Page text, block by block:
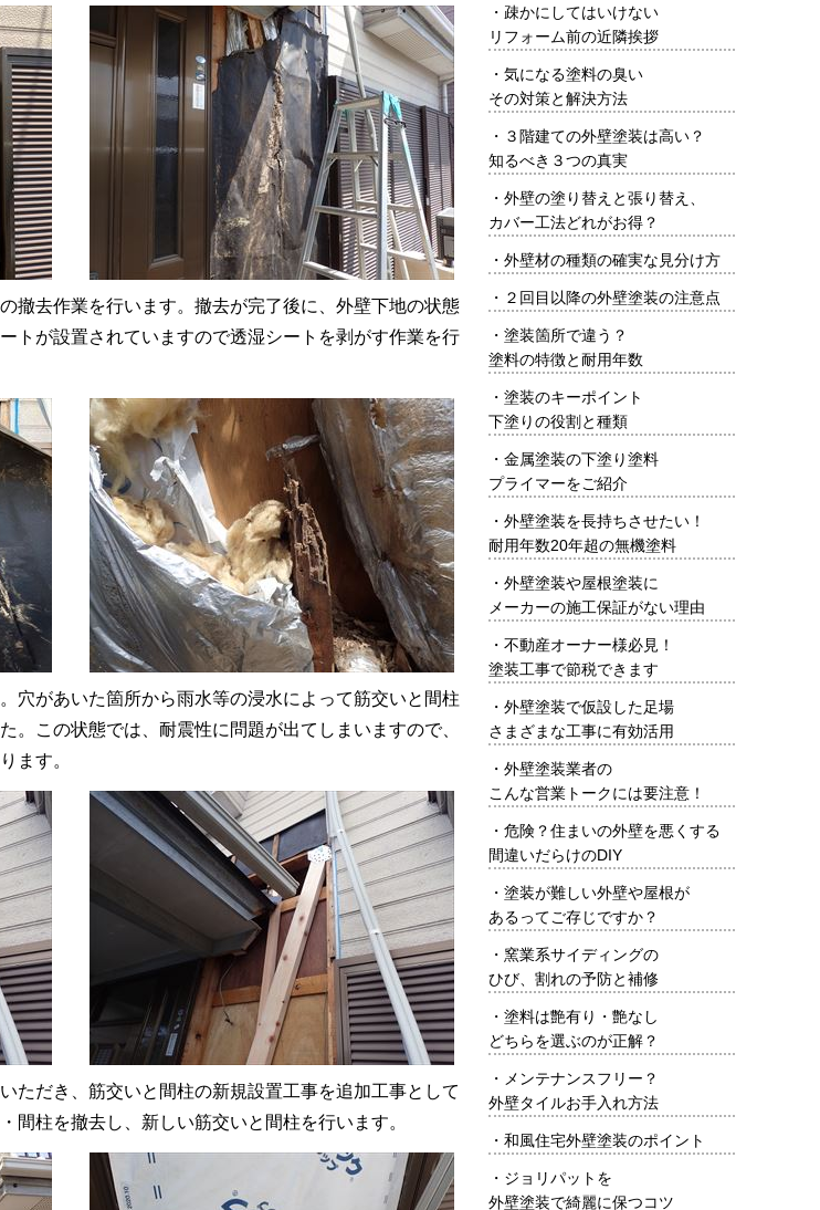
撤去作業を行います。撤去が完了後に、外壁下地の状態
トが設置されていますので透湿シートを剥がす作業を行
穴があいた箇所から雨水等の浸水によって筋交いと間柱
。この状態では、耐震性に問題が出てしまいますので、
ます。
ただき、筋交いと間柱の新規設置工事を追加工事として
間柱を撤去し、新しい筋交いと間柱を行います。
・ 疎かにしてはいけない
リフォーム前の近隣挨拶
・ 気になる塗料の臭い
その対策と解決方法
・ ３階建ての外壁塗装は高い？
知るべき３つの真実
・ 外壁の塗り替えと張り替え、
カバー工法どれがお得？
・ 外壁材の種類の確実な見分け方
・ ２回目以降の外壁塗装の注意点
・ 塗装箇所で違う？
塗料の特徴と耐用年数
・ 塗装のキーポイント
下塗りの役割と種類
・ 金属塗装の下塗り塗料
プライマーをご紹介
・ 外壁塗装を長持ちさせたい！
耐用年数20年超の無機塗料
・ 外壁塗装や屋根塗装に
メーカーの施工保証がない理由
・ 不動産オーナー様必見！
塗装工事で節税できます
・ 外壁塗装で仮設した足場
さまざまな工事に有効活用
・ 外壁塗装業者の
こんな営業トークには要注意！
・ 危険？住まいの外壁を悪くする
間違いだらけのDIY
・ 塗装が難しい外壁や屋根が
あるってご存じですか？
・ 窯業系サイディングの
ひび、割れの予防と補修
・ 塗料は艶有り・艶なし
どちらを選ぶのが正解？
・ メンテナンスフリー？
外壁タイルお手入れ方法
・ 和風住宅外壁塗装のポイント
・ ジョリパットを
外壁塗装で綺麗に保つコツ